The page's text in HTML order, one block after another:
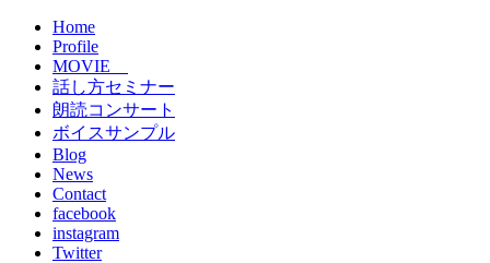
Home
Profile
MOVIE
話し方セミナー
朗読コンサート
ボイスサンプル
Blog
News
Contact
facebook
instagram
Twitter